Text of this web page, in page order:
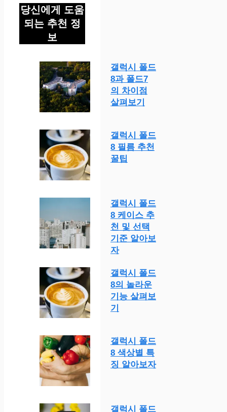
당신에게 도움
되는 추천 정
보
갤럭시 폴드
8과 폴드7
의 차이점
살펴보기
갤럭시 폴드
8 필름 추천
꿀팁
갤럭시 폴드
8 케이스 추
천 및 선택
기준 알아보
자
갤럭시 폴드
8의 놀라운
기능 살펴보
기
갤럭시 폴드
8 색상별 특
징 알아보자
갤럭시 폴드